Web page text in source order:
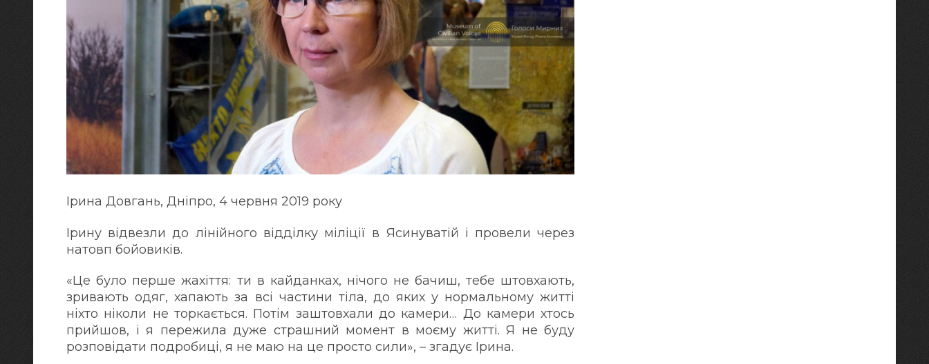
Ірина Довгань, Дніпро, 4 червня 2019 року
Ірину відвезли до лінійного відділку міліції в Ясинуватій і провели через
натовп бойовиків.
«Це було перше жахіття: ти в кайданках, нічого не бачиш, тебе штовхають,
зривають одяг, хапають за всі частини тіла, до яких у нормальному житті
ніхто ніколи не торкається. Потім заштовхали до камери… До камери хтось
прийшов, і я пережила дуже страшний момент в моєму житті. Я не буду
розповідати подробиці, я не маю на це просто сили», – згадує Ірина.